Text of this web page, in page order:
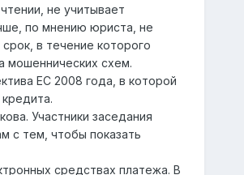
не учитывает
по мнению юриста, не
в течение которого
мошеннических схем.
ЕС 2008 года, в которой
Участники заседания
с тем, чтобы показать
средствах платежа. В